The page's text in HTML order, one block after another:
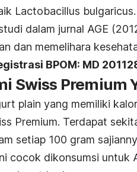
Lactobacillus bulgaricus.
dalam jurnal AGE
dan memelihara
BPOM: MD
Swiss Premium
plain yang memiliki
Premium. Terdapat
setiap 100 gram
cocok dikonsumsi untuk